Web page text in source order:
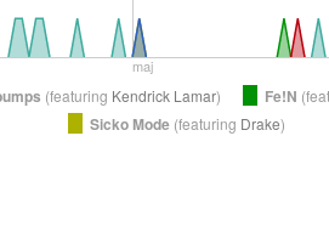
maj
(featuring Kendrick Lamar) Fe!N (
Sicko Mode(featuring Drake)